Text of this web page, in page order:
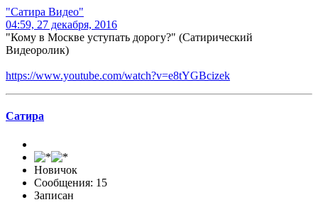
"Сатира Видео"
04:59, 27 декабря, 2016
"Кому в Москве уступать дорогу?" (Сатирический
Видеоролик)
https://www.youtube.com/watch?v=e8tYGBcizek
Сатира
Новичок
Сообщения: 15
Записан